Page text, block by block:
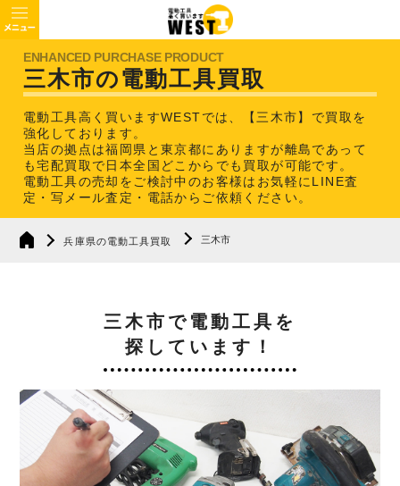
三木市の電動工具買取
電動工具高く買いますWESTでは、【三木市】で買取を
強化しております。
当店の拠点は福岡県と東京都にありますが離島であって
も宅配買取で日本全国どこからでも買取が可能です。
電動工具の売却をご検討中のお客様はお気軽にLINE査
定・写メール査定・電話からご依頼ください。
兵庫県の電動工具買取 三木市
三木市で電動工具を
探しています！